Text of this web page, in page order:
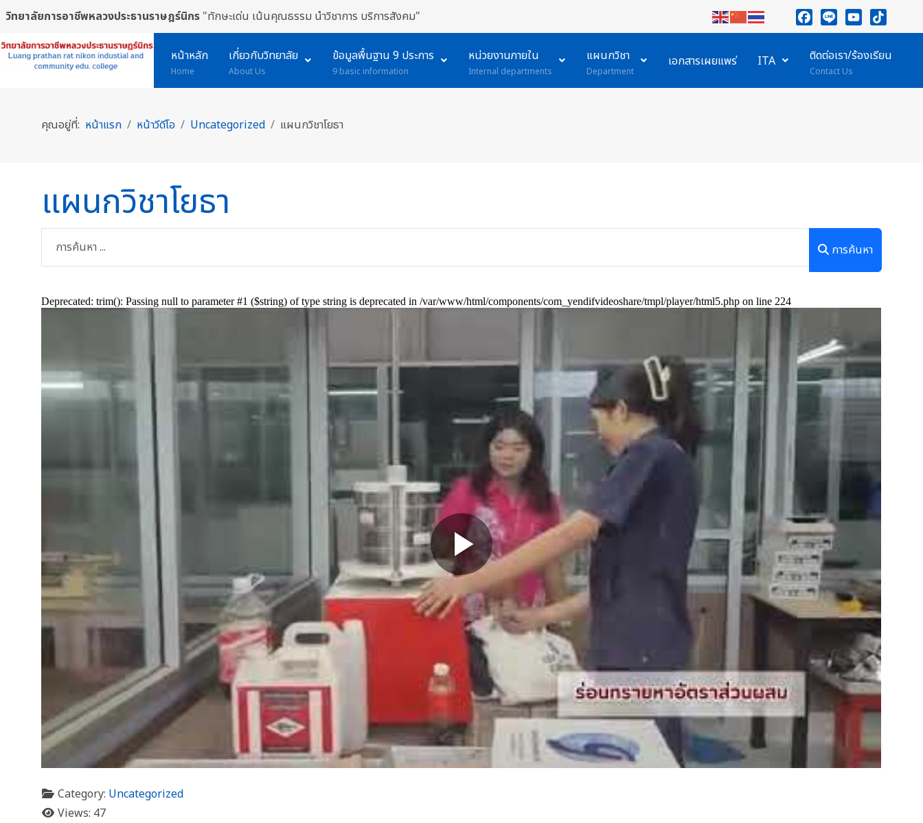
วิทยาลัยการอาชีพหลวงประธานราษฎร์นิกร "ทักษะเด่น เน้นคุณธรรม นำวิชาการ บริการสังคม"
Facebook
LineYouTube
TikTok
หน้าหลัก
Home
เกี่ยวกับวิทยาลัย
About Us
ข้อมูลพื้นฐาน 9 ประการ
9 basic information
หน่วยงานภายใน
Internal departments
แผนกวิชา
Department
เอกสารเผยแพร่ ITA ติดต่อเรา/ร้องเรียน
Contact Us
คุณอยู่ที่: หน้าแรก หน้าวีดีโอ Uncategorized แผนกวิชาโยธา
แผนกวิชาโยธา
การค้นหา
Category: Uncategorized
Views: 47